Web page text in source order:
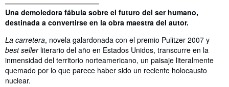
Sinopsis
Una demoledora fábula sobre el futuro del ser humano,
destinada a convertirse en la obra maestra del autor.
La carretera, novela galardonada con el premio Pulitzer 2007 y
best sellerliterario del año en Estados Unidos, transcurre en la
inmensidad del territorio norteamericano, un paisaje literalmente
quemado por lo que parece haber sido un reciente holocausto
nuclear.